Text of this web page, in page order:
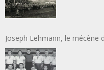
Joseph Lehmann, le mécène